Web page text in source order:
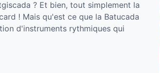
? Et bien, tout simplement la
! Mais qu'est ce que la Batucada
d'instruments rythmiques qui